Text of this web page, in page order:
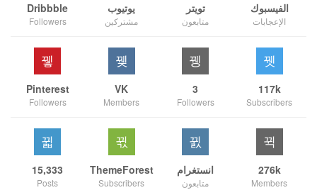
الفيسبوك
الإعجابات
تويتر
متابعون
يوتيوب
مشتركين
Dribbble
Followers
117k
Subscribers
3
Followers
VK
Members
Pinterest
Followers
276k
Members
انستغرام
متابعون
ThemeForest
Subscribers
15,333
Posts